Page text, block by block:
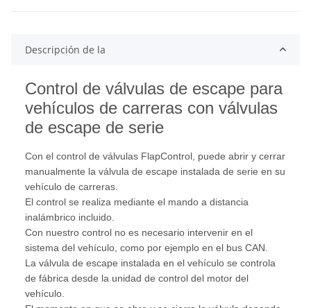
Descripción de la
Control de válvulas de escape para
vehículos de carreras con válvulas
de escape de serie
Con el control de válvulas FlapControl, puede abrir y cerrar
manualmente la válvula de escape instalada de serie en su
vehículo de carreras.
El control se realiza mediante el mando a distancia
inalámbrico incluido.
Con nuestro control no es necesario intervenir en el
sistema del vehículo, como por ejemplo en el bus CAN.
La válvula de escape instalada en el vehículo se controla
de fábrica desde la unidad de control del motor del
vehículo.